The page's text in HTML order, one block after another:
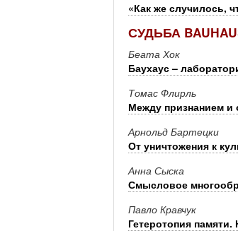
«Как же случилось,
СУДЬБА
Беата Хок
Баухаус –
Томас Флирль
Между признанием и
Арнольд Бартецки
От уничтожения к
Анна Сыска
Смысловое
Павло Кравчук
Гетеротопия